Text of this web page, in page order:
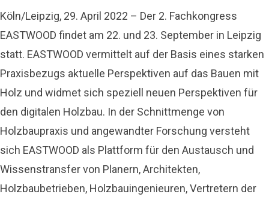
Köln/Leipzig, 29. April 2022 – Der 2. Fachkongress
EASTWOOD findet am 22. und 23. September in Leipzig
statt. EASTWOOD vermittelt auf der Basis eines starken
Praxisbezugs aktuelle Perspektiven auf das Bauen mit
Holz und widmet sich speziell neuen Perspektiven für
den digitalen Holzbau. In der Schnittmenge von
Holzbaupraxis und angewandter Forschung versteht
sich EASTWOOD als Plattform für den Austausch und
Wissenstransfer von Planern, Architekten,
Holzbaubetrieben, Holzbauingenieuren, Vertretern der